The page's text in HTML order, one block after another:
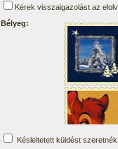
Kérek visszaigazolást az
Bélyeg:
Késleltetett küldést szeretnék